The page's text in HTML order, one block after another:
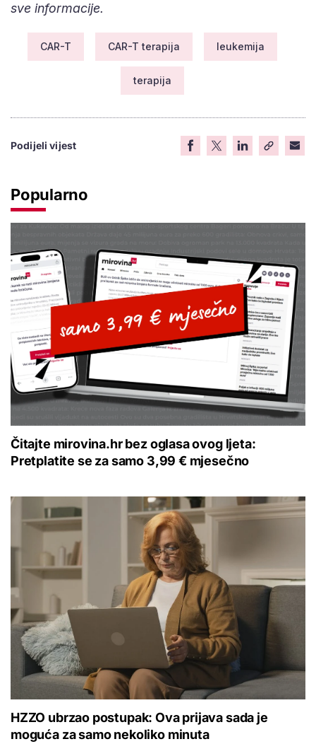
sve informacije.
CAR-T CAR-T terapija leukemija
terapija
Podijeli vijest
Popularno
Čitajte mirovina.hr bez oglasa ovog ljeta:
Pretplatite se za samo 3,99 € mjesečno
HZZO ubrzao postupak: Ova prijava sada je
moguća za samo nekoliko minuta